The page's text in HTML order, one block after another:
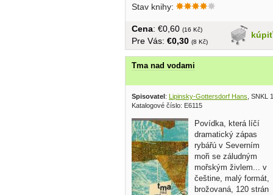
Stav knihy:
kúpiť
Cena: €0,60 (16 Kč)
Pre Vás: €0,30 (8 Kč)
Tma nad vodami
Spisovatel : Lipinsky-Gottersdorf Hans , SNKL
Katalogové číslo: E6115
Povídka, která líčí
dramatický zápas
rybářú v Severním
moři se záludným
mořským živlem... v
češtine, malý formát,
brožovaná, 120 strán